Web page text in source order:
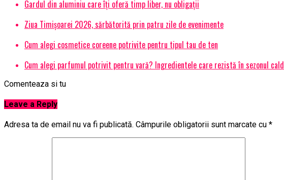
Gardul din aluminiu care îți oferă timp liber, nu obligații
Ziua Timișoarei 2026, sărbătorită prin patru zile de evenimente
Cum alegi cosmetice coreene potrivite pentru tipul tau de ten
Cum alegi parfumul potrivit pentru vară? Ingredientele care rezistă în sezonul cald
Comenteaza si tu
Leave a Reply
Adresa ta de email nu va fi publicată. Câmpurile obligatorii sunt marcate cu *